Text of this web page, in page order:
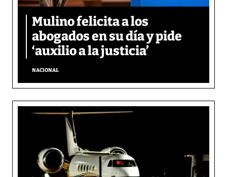
Mulino felicita a los
abogados en su día y pide
‘auxilio a la justicia’
NACIONAL